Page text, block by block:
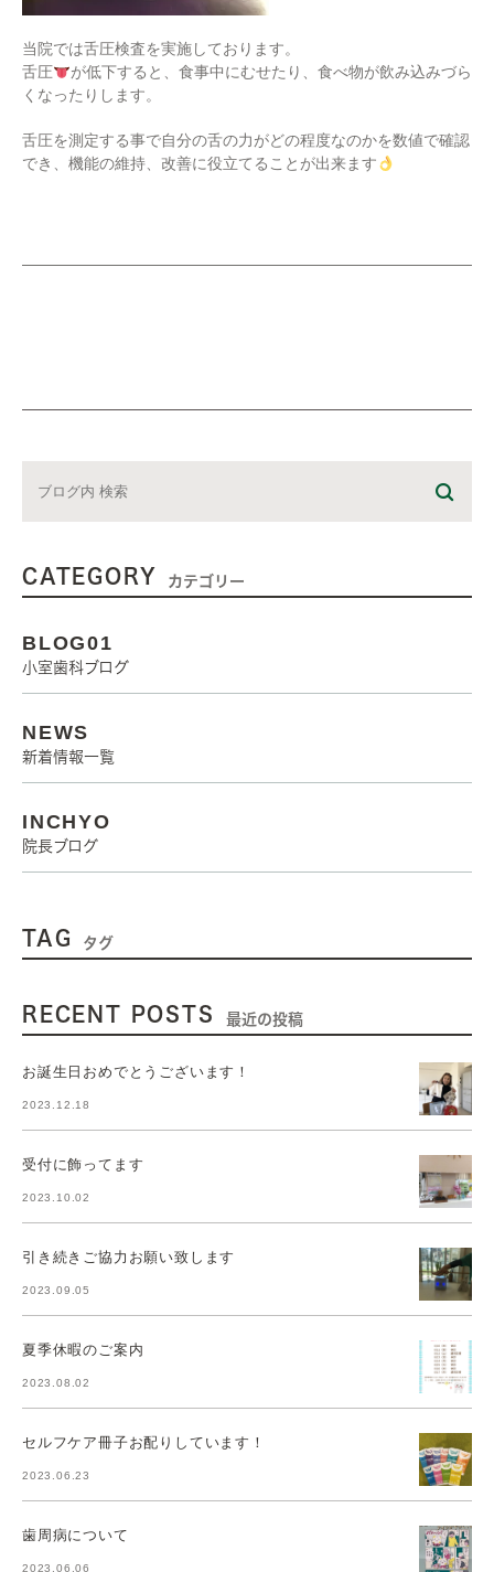
当院では舌圧検査を実施しております。
舌圧
が低下すると、食事中にむせたり、食べ物が飲み込みづら
くなったりします。
舌圧を測定する事で自分の舌の力がどの程度なのかを数値で確認
でき、機能の維持、改善に役立てることが出来ます
CATEGORY カテゴリー
BLOG01
小室歯科ブログ
NEWS
新着情報一覧
INCHYO
院長ブログ
TAG タグ
RECENT POSTS 最近の投稿
お誕生日おめでとうございます！
2023.12.18
受付に飾ってます
2023.10.02
引き続きご協力お願い致します
2023.09.05
夏季休暇のご案内
2023.08.02
セルフケア冊子お配りしています！
2023.06.23
歯周病について
2023.06.06